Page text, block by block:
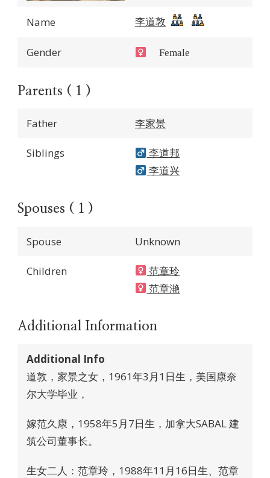
Name 李道敦
Gender Female
Parents ( 1 )
Father 李家景
Siblings
李道邦
李道兴
Spouses ( 1 )
Spouse Unknown
Children
范章玲
范章滟
Additional Information
Additional Info
道敦，家景之女，1961年3月1日生，美国康奈
尔大学毕业，
嫁范久康，1958年5月7日生，加拿大SABAL 建
筑公司董事长。
生女二人：范章玲，1988年11月16日生、范章